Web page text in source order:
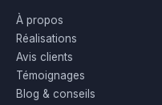
À propos
Réalisations
Avis clients
Témoignages
Blog & conseils